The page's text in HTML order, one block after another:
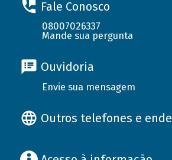
Fale Conosco
08007026337
Mande sua pergunta
Ouvidoria
Envie sua mensagem
Outros telefones e